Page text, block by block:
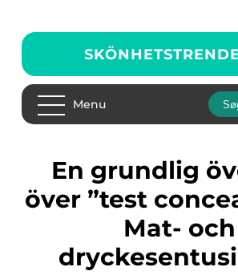
Menu
En grundlig översikt
över ”test
Mat- och